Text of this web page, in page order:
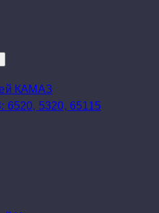
КАМАЗ
6520, 5320, 65115